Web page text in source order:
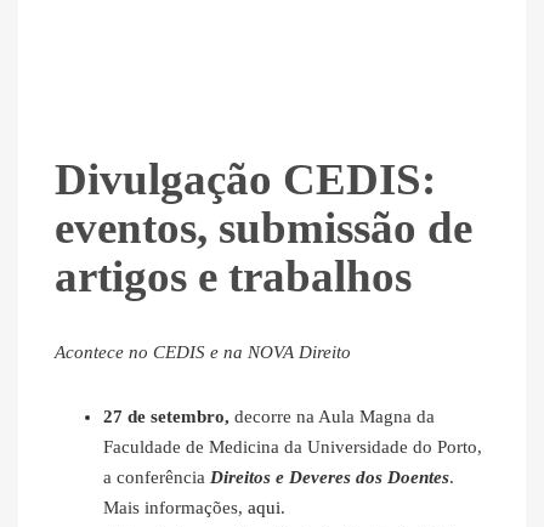
Divulgação CEDIS:
eventos, submissão de
artigos e trabalhos
Acontece no CEDIS e na NOVA Direito
27 de setembro, decorre na Aula Magna da
Faculdade de Medicina da Universidade do Porto,
a conferência Direitos e Deveres dos Doentes.
Mais informações, aqui.